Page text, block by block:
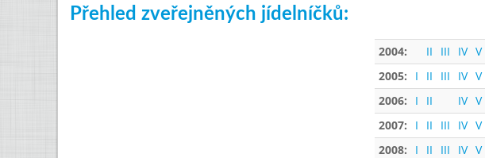
Přehled zveřejněných jídelníčků:
2004: II III IV V
2005:
I II III IV V
2006:
I II IV V
2007:
I II III IV V
2008:
I II III IV V